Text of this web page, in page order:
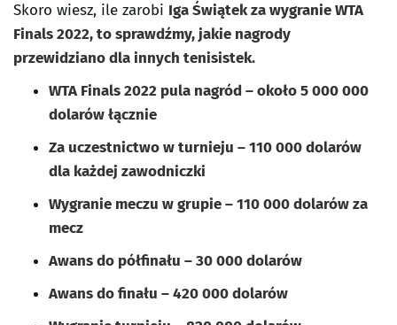
Skoro wiesz, ile zarobi Iga Świątek za wygranie WTA
Finals 2022, to sprawdźmy, jakie nagrody
przewidziano dla innych tenisistek.
WTA Finals 2022 pula nagród – około 5 000 000
dolarów łącznie
Za uczestnictwo w turnieju – 110 000 dolarów
dla każdej zawodniczki
Wygranie meczu w grupie – 110 000 dolarów za
mecz
Awans do półfinału – 30 000 dolarów
Awans do finału – 420 000 dolarów